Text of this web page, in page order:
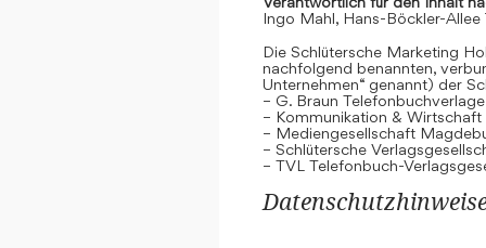
Ingo Mahl, Hans-Böckler-Allee
Die Schlütersche Marketing
nachfolgend benannten,
Unternehmen“ genannt) der
– G. Braun
– Kommunikation &
– Mediengesellschaft
– Schlütersche
– TVL Telefonbuch-